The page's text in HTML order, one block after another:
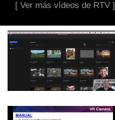
[ Ver más vídeos de RTV ]